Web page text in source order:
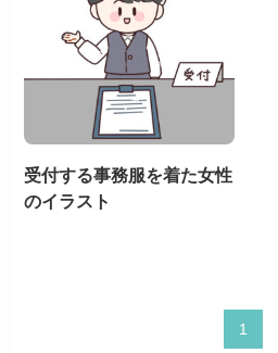
受付する事務服を着た女性
のイラスト
1